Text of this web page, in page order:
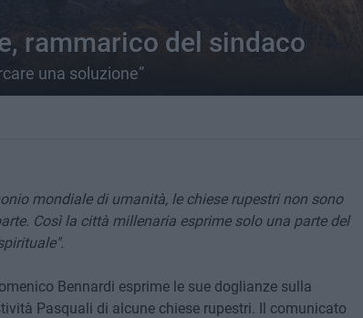
rammarico del sindaco
una soluzione”
mondiale di umanità, le chiese rupestri non sono
Così la città millenaria esprime solo una parte del
Bennardi esprime le sue doglianze sulla
Pasquali di alcune chiese rupestri. Il comunicato